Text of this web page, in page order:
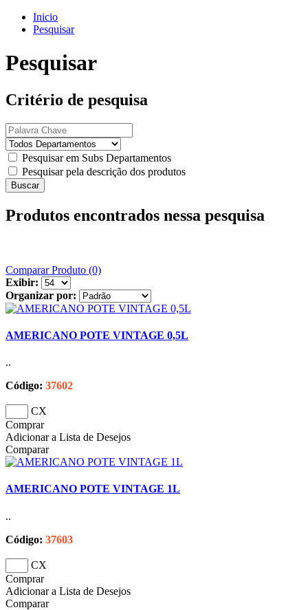
Inicio
Pesquisar
Pesquisar
Critério de pesquisa
Pesquisar em Subs Departamentos
Pesquisar pela descrição dos produtos
Produtos encontrados nessa pesquisa
Comparar Produto (0)
Exibir:
Organizar por:
AMERICANO POTE VINTAGE 0,5L
..
Código: 37602
CX
Comprar
Adicionar a Lista de Desejos
Comparar
AMERICANO POTE VINTAGE 1L
..
Código: 37603
CX
Comprar
Adicionar a Lista de Desejos
Comparar